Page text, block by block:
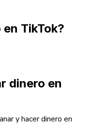
TikTok?
dinero en
y hacer dinero en